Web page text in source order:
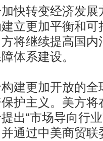
转变经济发展
立更加平衡和可
将继续提高国内
体系建设。
更加开放的全
护主义。美方将
出“市场导向行
通过中美商贸联